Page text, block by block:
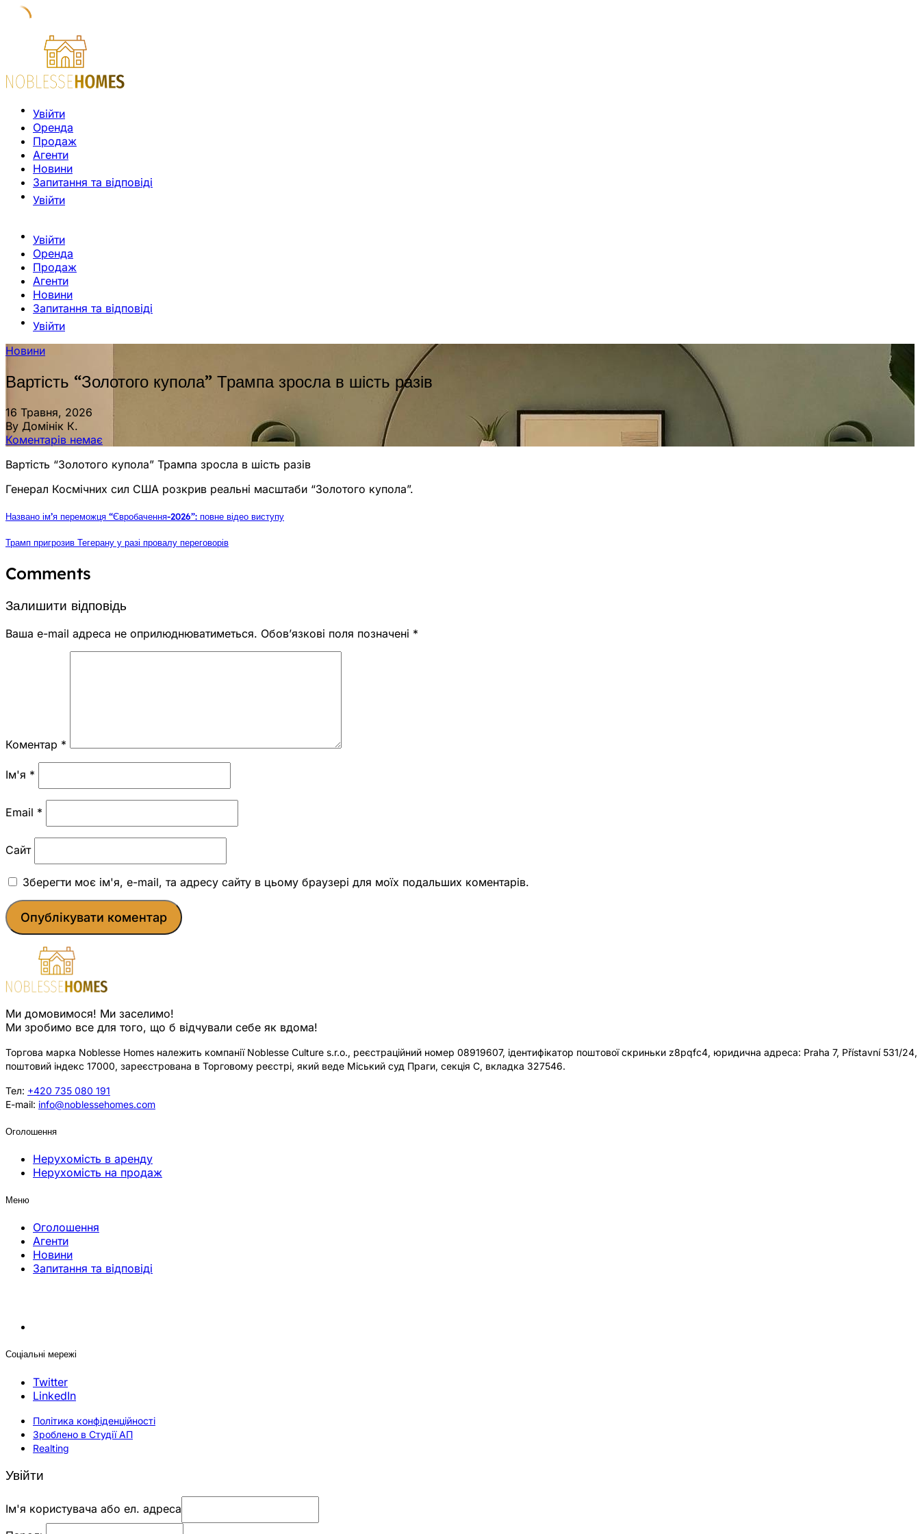
Увійти
Оренда
Продаж
Агенти
Новини
Запитання та відповіді
Увійти
Увійти
Оренда
Продаж
Агенти
Новини
Запитання та відповіді
Увійти
Новини
Вартість “Золотого купола” Трампа зросла в шість разів
16 Травня, 2026
By Домінік К.
Коментарів немає
Вартість “Золотого купола” Трампа зросла в шість разів
Генерал Космічних сил США розкрив реальні масштаби “Золотого купола”.
Названо ім’я переможця “Євробачення-2026”: повне відео виступу
Трамп пригрозив Тегерану у разі провалу переговорів
Comments
Залишити відповідь
Ваша e-mail адреса не оприлюднюватиметься. Обов’язкові поля позначені *
Коментар *
Ім'я *
Email *
Сайт
Зберегти моє ім'я, e-mail, та адресу сайту в цьому браузері для моїх подальших коментарів.
Ми домовимося! Ми заселимо!
Ми зробимо все для того, що б відчували себе як вдома!
Торгова марка Noblesse Homes належить компанії Noblesse Culture s.r.o., реєстраційний номер 08919607, ідентифікатор поштової скриньки z8pqfc4, юридична адреса: Praha 7, Přístavní 531/24,
поштовий індекс 17000, зареєстрована в Торговому реєстрі, який веде Міський суд Праги, секція C, вкладка 327546.
Тел: +420 735 080 191
E-mail: info@noblessehomes.com
Оголошення
Нерухомість в аренду
Нерухомість на продаж
Меню
Оголошення
Агенти
Новини
Запитання та відповіді
Соціальні мережі
Twitter
LinkedIn
Політика конфіденційності
Зроблено в Студії АП
Realting
Увійти
Ім'я користувача або ел. адреса